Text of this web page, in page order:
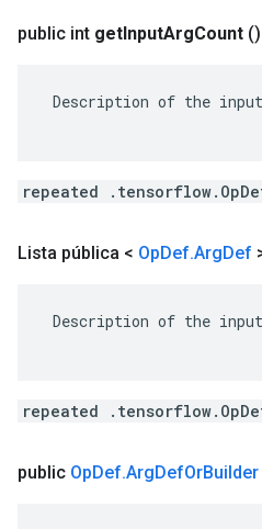
public int getInputArgCount ()
Description of the
repeated
Lista pública < OpDef.ArgDef
Description of the
repeated
public OpDef.ArgDefOrBuilder